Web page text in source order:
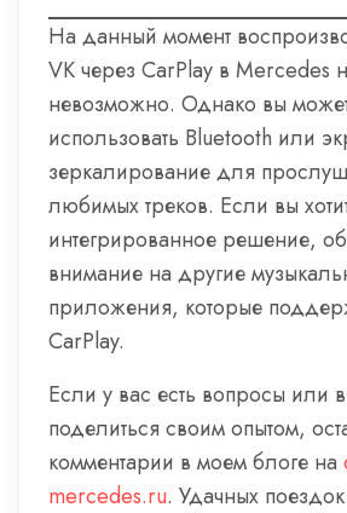
На данный момент
VK через CarPlay в Mercedes
невозможно. Однако вы
использовать Bluetooth или
зеркалирование для
любимых треков. Если вы
интегрированное решение,
внимание на другие
приложения, которые
CarPlay.
Если у вас есть вопросы или
поделиться своим опытом,
комментарии в моем блоге на
mercedes.ru. Удачных